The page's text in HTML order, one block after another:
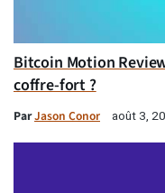
Bitcoin Motion
coffre-fort ?
ParJason Conor août 3,